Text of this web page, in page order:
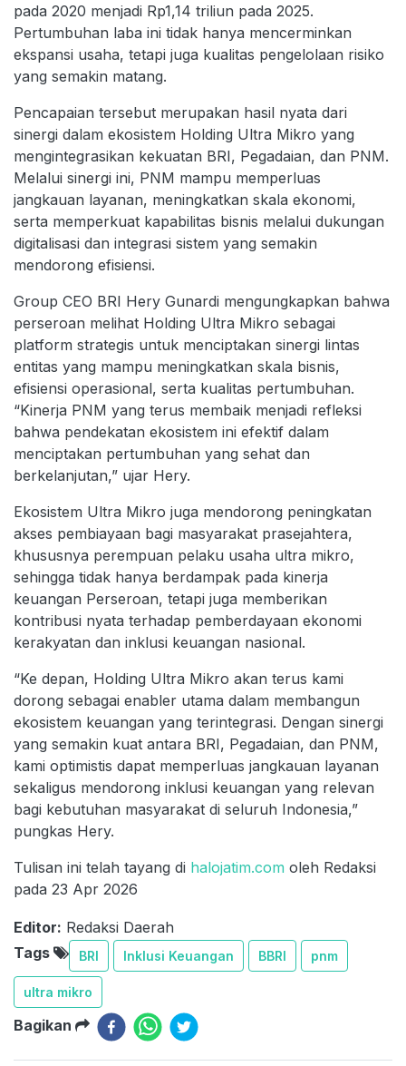
pada 2020 menjadi Rp1,14 triliun pada 2025.
Pertumbuhan laba ini tidak hanya mencerminkan
ekspansi usaha, tetapi juga kualitas pengelolaan risiko
yang semakin matang.
Pencapaian tersebut merupakan hasil nyata dari
sinergi dalam ekosistem Holding Ultra Mikro yang
mengintegrasikan kekuatan BRI, Pegadaian, dan PNM.
Melalui sinergi ini, PNM mampu memperluas
jangkauan layanan, meningkatkan skala ekonomi,
serta memperkuat kapabilitas bisnis melalui dukungan
digitalisasi dan integrasi sistem yang semakin
mendorong efisiensi.
Group CEO BRI Hery Gunardi mengungkapkan bahwa
perseroan melihat Holding Ultra Mikro sebagai
platform strategis untuk menciptakan sinergi lintas
entitas yang mampu meningkatkan skala bisnis,
efisiensi operasional, serta kualitas pertumbuhan.
“Kinerja PNM yang terus membaik menjadi refleksi
bahwa pendekatan ekosistem ini efektif dalam
menciptakan pertumbuhan yang sehat dan
berkelanjutan,” ujar Hery.
Ekosistem Ultra Mikro juga mendorong peningkatan
akses pembiayaan bagi masyarakat prasejahtera,
khususnya perempuan pelaku usaha ultra mikro,
sehingga tidak hanya berdampak pada kinerja
keuangan Perseroan, tetapi juga memberikan
kontribusi nyata terhadap pemberdayaan ekonomi
kerakyatan dan inklusi keuangan nasional.
“Ke depan, Holding Ultra Mikro akan terus kami
dorong sebagai enabler utama dalam membangun
ekosistem keuangan yang terintegrasi. Dengan sinergi
yang semakin kuat antara BRI, Pegadaian, dan PNM,
kami optimistis dapat memperluas jangkauan layanan
sekaligus mendorong inklusi keuangan yang relevan
bagi kebutuhan masyarakat di seluruh Indonesia,”
pungkas Hery.
Tulisan ini telah tayang di halojatim.com oleh Redaksi
pada 23 Apr 2026
Editor: Redaksi Daerah
Tags
BRI Inklusi Keuangan BBRI pnm
ultra mikro
Bagikan